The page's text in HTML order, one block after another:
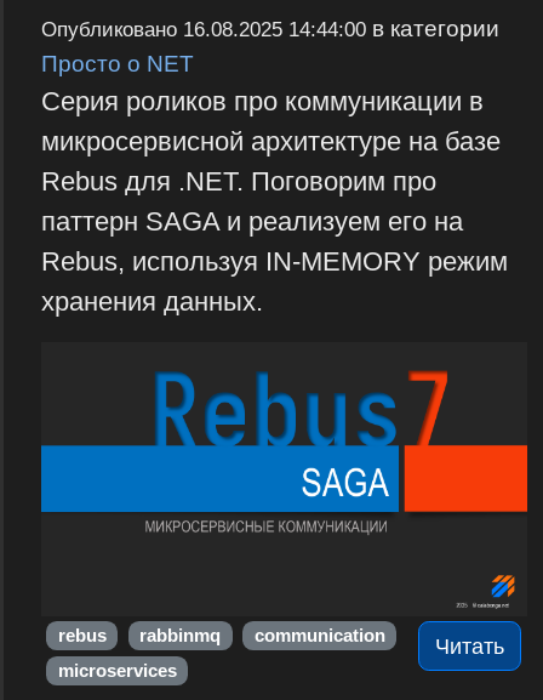
Опубликовано 16.08.2025 14:44:00в категории
Просто о NET
Серия роликов про коммуникации в
микросервисной архитектуре на базе
Rebus для .NET. Поговорим про
паттерн SAGA и реализуем его на
Rebus, используя IN-MEMORY режим
хранения данных.
Читать
rebus rabbinmq
communication
microservices